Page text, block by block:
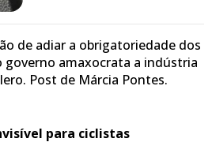
de adiar a obrigatoriedade dos
governo amaxocrata a indústria
Post de Márcia Pontes.
para ciclistas